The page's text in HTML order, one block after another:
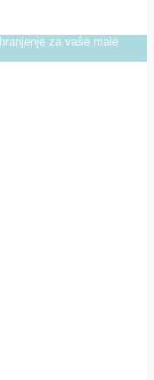
za vaše male